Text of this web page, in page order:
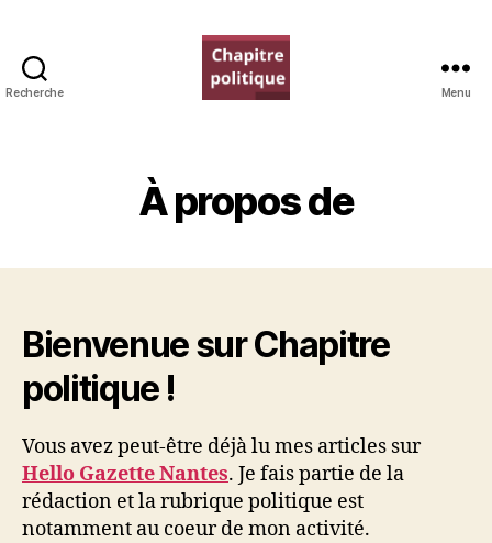
Recherche Menu
À propos de
Bienvenue sur Chapitre
politique !
Vous avez peut-être déjà lu mes articles sur
Hello Gazette Nantes. Je fais partie de la
rédaction et la rubrique politique est
notamment au coeur de mon activité.